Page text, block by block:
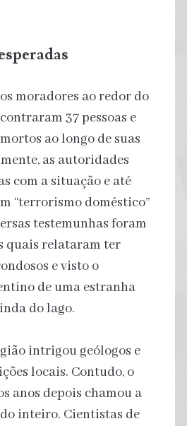
moradores ao redor do
37 pessoas e
ao longo de suas
as autoridades
com a situação e até
“terrorismo doméstico”
testemunhas foram
quais relataram ter
e visto o
de uma estranha
do lago.
intrigou geólogos e
locais. Contudo, o
anos depois chamou a
inteiro. Cientistas de